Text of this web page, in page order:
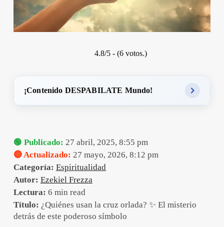
4.8/5 - (6 votos.)
¡Contenido DESPABILATE Mundo!
🟢 Publicado: 27 abril, 2025, 8:55 pm
🔴 Actualizado: 27 mayo, 2026, 8:12 pm
Categoría: Espiritualidad
Autor: Ezekiel Frezza
Lectura: 6 min read
Título: ¿Quiénes usan la cruz orlada? ✨ El misterio
detrás de este poderoso símbolo